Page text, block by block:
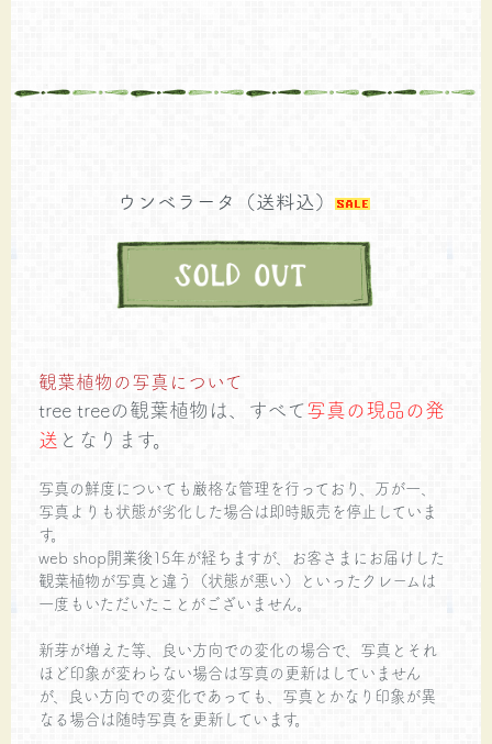
ウンベラータ（送料込）
観葉植物の写真について
tree treeの観葉植物は、すべて写真の現品の発
送 となります。
写真の鮮度についても厳格な管理を行っており、万が一、
写真よりも状態が劣化した場合は即時販売を停止していま
す。
web shop開業後15年が経ちますが、お客さまにお届けした
観葉植物が写真と違う（状態が悪い）といったクレームは
一度もいただいたことがございません。
新芽が増えた等、良い方向での変化の場合で、写真とそれ
ほど印象が変わらない場合は写真の更新はしていません
が、良い方向での変化であっても、写真とかなり印象が異
なる場合は随時写真を更新しています。